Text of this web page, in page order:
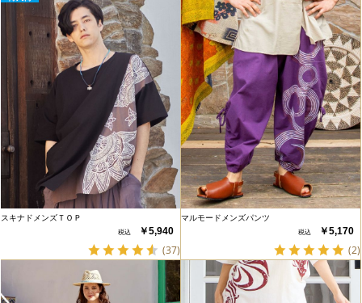
スキナドメンズＴＯＰ
￥5,940
(37)
マルモードメンズパンツ
￥5,170
(2)